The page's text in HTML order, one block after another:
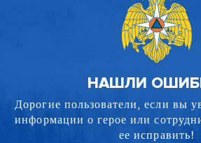
НАШЛИ
Дорогие пользователи, если вы
информации о герое или
ее исправить!